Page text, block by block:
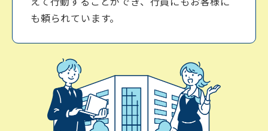
も頼られています。